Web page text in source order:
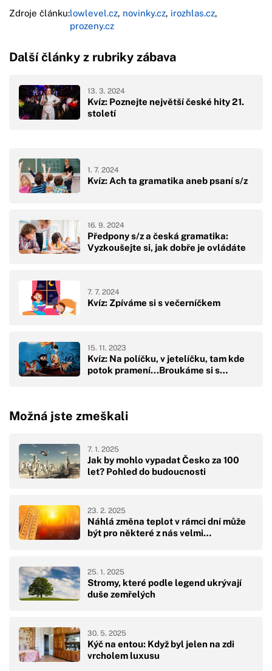
Zdroje článku:lowlevel.cz, novinky.cz, irozhlas.cz,
prozeny.cz
Další články z rubriky zábava
Kvíz: Poznejte největší české hity 21.
století
13. 3. 2024
Kvíz: Ach ta gramatika aneb psaní s/z
1. 7. 2024
Předpony s/z a česká gramatika:
Vyzkoušejte si, jak dobře je ovládáte
16. 9. 2024
Kvíz: Zpíváme si s večerníčkem
7. 7. 2024
Kvíz: Na políčku, v jetelíčku, tam kde
potok pramení...Broukáme si s…
15. 11. 2023
Možná jste zmeškali
Jak by mohlo vypadat Česko za 100
let? Pohled do budoucnosti
7. 1. 2025
Náhlá změna teplot v rámci dní může
být pro některé z nás velmi…
23. 2. 2025
Stromy, které podle legend ukrývají
duše zemřelých
25. 1. 2025
Kýč na entou: Když byl jelen na zdi
vrcholem luxusu
30. 5. 2025